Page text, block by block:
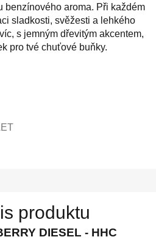
benzínového aroma. Při každém
sladkosti, svěžesti a lehkého
s jemným dřevitým akcentem,
pro tvé chuťové buňky.
produktu
DIESEL - HHC